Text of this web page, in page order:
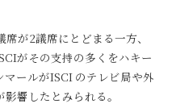
が2議席にとどまる一方、
がその支持の多くをハキー
ールがISCI のテレビ局や外
響したとみられる。